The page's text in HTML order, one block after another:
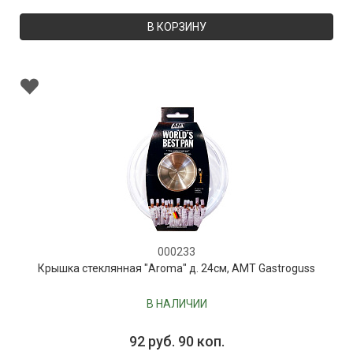
В КОРЗИНУ
000233
Крышка стеклянная "Aroma" д. 24см, AMT Gastroguss
В НАЛИЧИИ
92 руб. 90 коп.